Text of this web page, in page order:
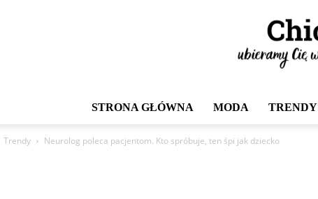
STRONA GŁÓWNA MODA TRENDY
Trendy Neurolog poleca pacjentom. Kto spróbuje, ten śpi jak dziecko